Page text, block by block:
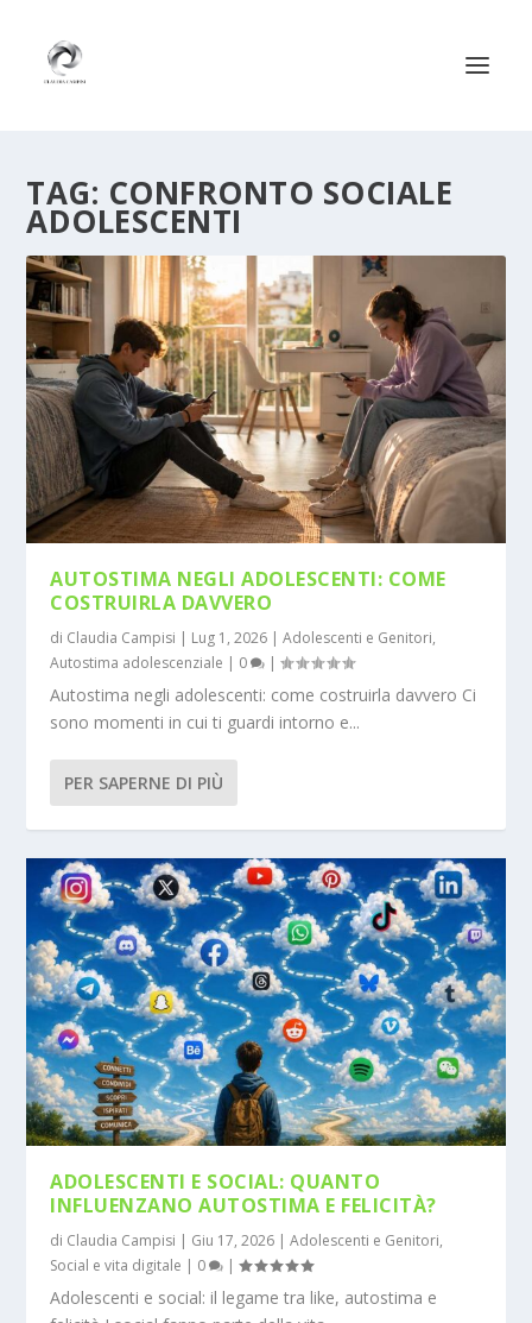
TAG: CONFRONTO SOCIALE
ADOLESCENTI
AUTOSTIMA NEGLI ADOLESCENTI: COME
COSTRUIRLA DAVVERO
di Claudia Campisi | Lug 1, 2026 |Adolescenti e Genitori,
Autostima adolescenziale | 0 |
Autostima negli adolescenti: come costruirla davvero Ci
sono momenti in cui ti guardi intorno e...
PER SAPERNE DI PIÙ
ADOLESCENTI E SOCIAL: QUANTO
INFLUENZANO AUTOSTIMA E FELICITÀ?
di Claudia Campisi | Giu 17, 2026 |Adolescenti e Genitori,
Social e vita digitale | 0 |
Adolescenti e social: il legame tra like, autostima e